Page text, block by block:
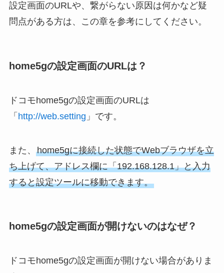
設定画面のURLや、繋がらない原因は何かなど疑
問点がある方は、この章を参考にしてください。
home5gの設定画面のURLは？
ドコモhome5gの設定画面のURLは
「 http://web.setting 」です。
また、 home5gに接続した状態でWebブラウザを立
ち上げて、アドレス欄に「192.168.128.1」と入力
すると設定ツールに移動できます。
home5gの設定画面が開けないのはなぜ？
ドコモhome5gの設定画面が開けない場合がありま